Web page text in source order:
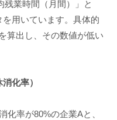
残業時間（月間）」と
を用いています。具体的
算出し、その数値が低い
化率）
化率が80%の企業Aと、